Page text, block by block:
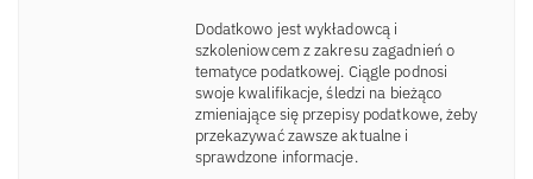
Dodatkowo jest wykładowcą i
szkoleniowcem z zakresu zagadnień o
tematyce podatkowej. Ciągle podnosi
swoje kwalifikacje, śledzi na bieżąco
zmieniające się przepisy podatkowe, żeby
przekazywać zawsze aktualne i
sprawdzone informacje.